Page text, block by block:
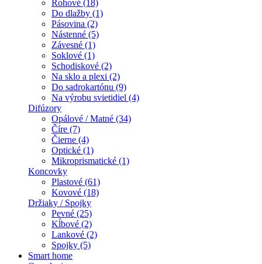
Rohové (18)
Do dlažby (1)
Pásovina (2)
Nástenné (5)
Závesné (1)
Soklové (1)
Schodiskové (2)
Na sklo a plexi (2)
Do sadrokartónu (9)
Na výrobu svietidiel (4)
Difúzory
Opálové / Matné (34)
Číre (7)
Čierne (4)
Optické (1)
Mikroprismatické (1)
Koncovky
Plastové (61)
Kovové (18)
Držiaky / Spojky
Pevné (25)
Kĺbové (2)
Lankové (2)
Spojky (5)
Smart home